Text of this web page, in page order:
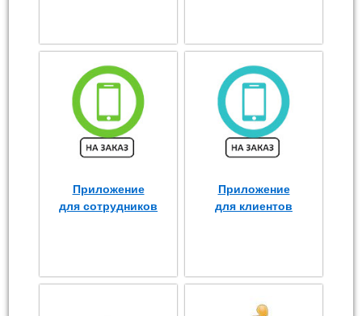
Приложение
для сотрудников
Приложение
для клиентов